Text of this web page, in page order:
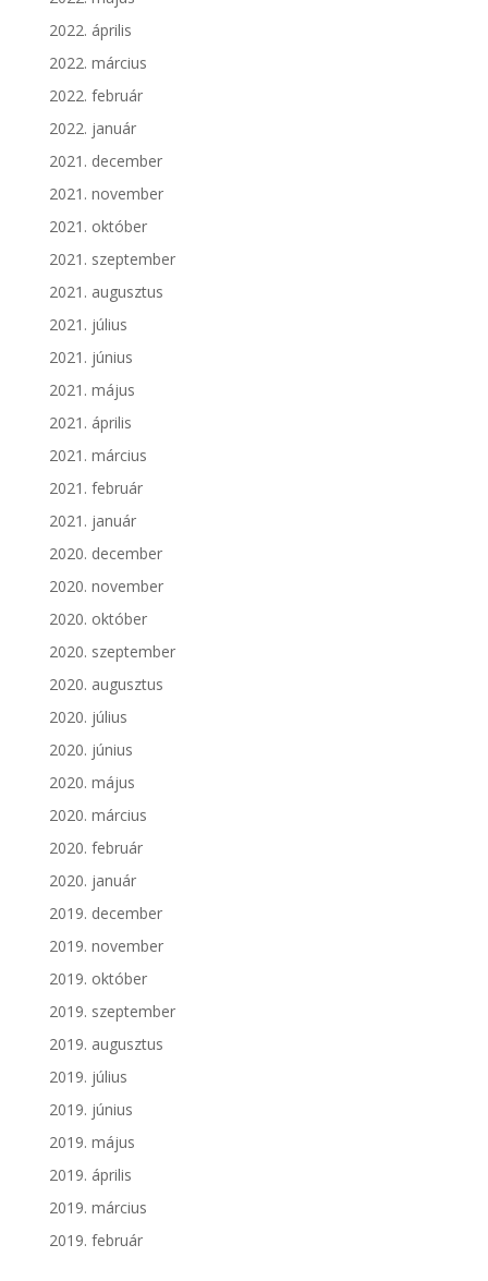
2022. április
2022. március
2022. február
2022. január
2021. december
2021. november
2021. október
2021. szeptember
2021. augusztus
2021. július
2021. június
2021. május
2021. április
2021. március
2021. február
2021. január
2020. december
2020. november
2020. október
2020. szeptember
2020. augusztus
2020. július
2020. június
2020. május
2020. március
2020. február
2020. január
2019. december
2019. november
2019. október
2019. szeptember
2019. augusztus
2019. július
2019. június
2019. május
2019. április
2019. március
2019. február